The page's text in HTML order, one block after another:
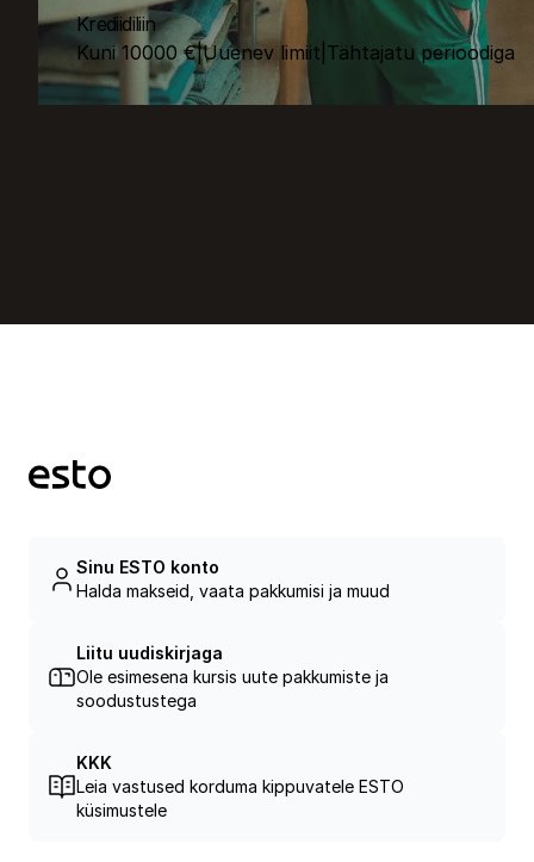
Krediidiliin
Kuni 10000 €|Uuenev limiit Tähtajatu perioodiga
Sinu ESTO konto
Halda makseid, vaata pakkumisi ja muud
Liitu uudiskirjaga
Ole esimesena kursis uute pakkumiste ja
soodustustega
KKK
Leia vastused korduma kippuvatele ESTO
küsimustele